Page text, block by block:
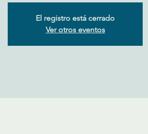
El registro está cerrado
Ver otros eventos